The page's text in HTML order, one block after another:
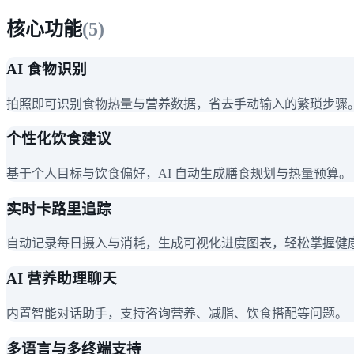
核心功能(5)
AI 食物识别
拍照即可识别食物热量与营养数据，省去手动输入的繁琐步骤。
个性化饮食建议
基于个人目标与饮食偏好，AI 自动生成膳食规划与热量预算。
实时卡路里追踪
自动记录每日摄入与消耗，生成可视化进度图表，轻松掌握健
AI 营养助理聊天
内置智能对话助手，支持咨询营养、减脂、饮食搭配等问题。
多语言与多终端支持